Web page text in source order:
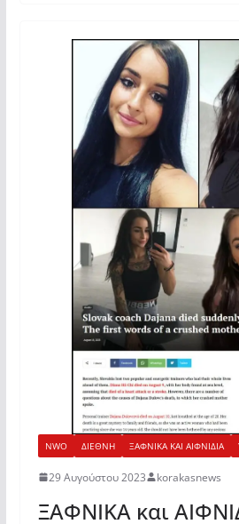
NWO ΔΙΕΘΝΗ ΞΑΦΝΙΚΑ ΚΑΙ ΑΙΦΝΙΔΙΑ
29 Αυγούστου 2023 korakasnews
ΞΑΦΝΙΚΑ και